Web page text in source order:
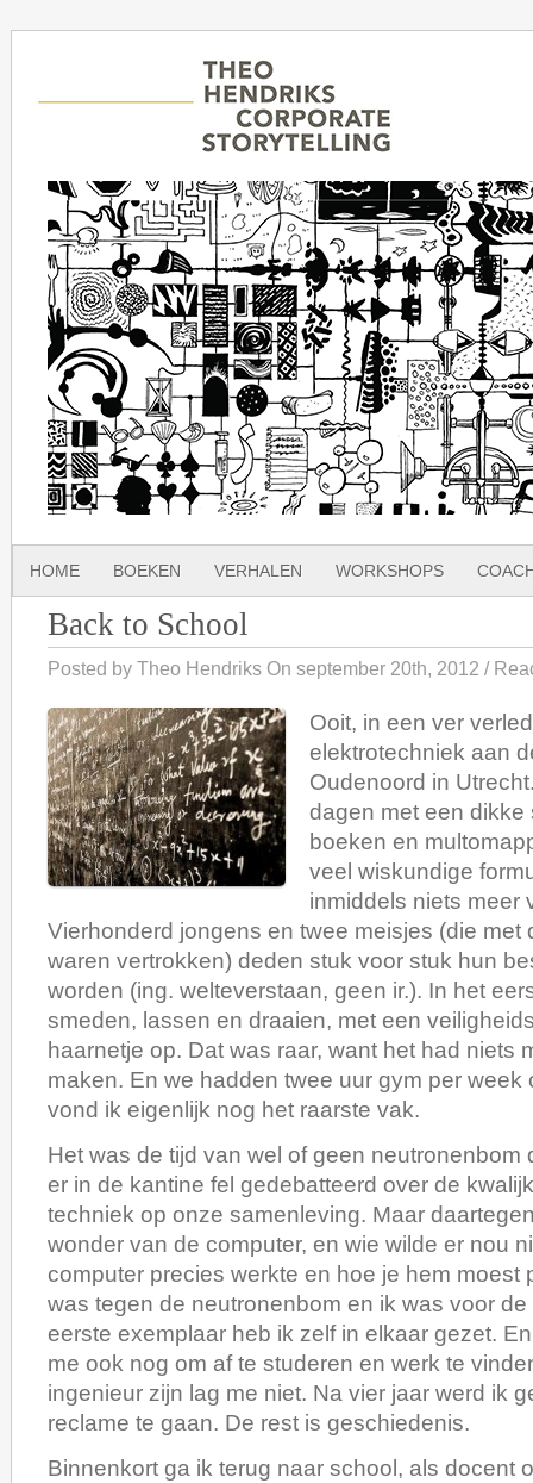
HOME BOEKEN VERHALEN WORKSHOPS
Back to School
Posted by Theo Hendriks On september 20th, 2012 /
Ooit, in een ver
elektrotechniek aan
Oudenoord in
dagen met een dikke
boeken en
veel wiskundige
inmiddels niets meer
Vierhonderd jongens en twee meisjes (die met
waren vertrokken) deden stuk voor stuk hun
worden (ing. welteverstaan, geen ir.). In het
smeden, lassen en draaien, met een
haarnetje op. Dat was raar, want het had niets
maken. En we hadden twee uur gym per week
vond ik eigenlijk nog het raarste vak.
Het was de tijd van wel of geen neutronenbom
er in de kantine fel gedebatteerd over de
techniek op onze samenleving. Maar
wonder van de computer, en wie wilde er nou
computer precies werkte en hoe je hem moest
was tegen de neutronenbom en ik was voor
eerste exemplaar heb ik zelf in elkaar gezet.
me ook nog om af te studeren en werk te
ingenieur zijn lag me niet. Na vier jaar werd ik
reclame te gaan. De rest is geschiedenis.
Binnenkort ga ik terug naar school, als docent